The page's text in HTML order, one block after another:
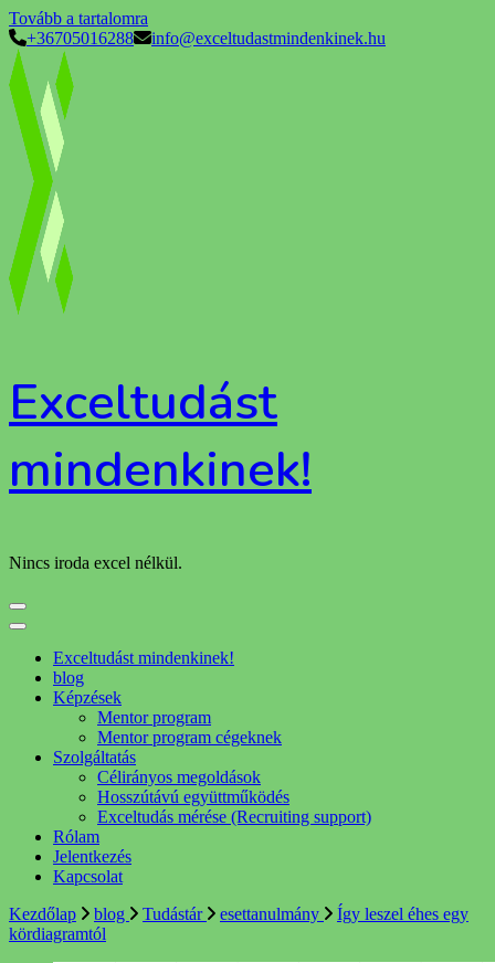
Tovább a tartalomra
+36705016288
info@exceltudastmindenkinek.hu
Exceltudást
mindenkinek!
Nincs iroda excel nélkül.
Exceltudást mindenkinek!
blog
Képzések
Mentor program
Mentor program cégeknek
Szolgáltatás
Célirányos megoldások
Hosszútávú együttműködés
Exceltudás mérése (Recruiting support)
Rólam
Jelentkezés
Kapcsolat
Kezdőlap
blog Tudástár esettanulmány
Így leszel éhes egy
kördiagramtól